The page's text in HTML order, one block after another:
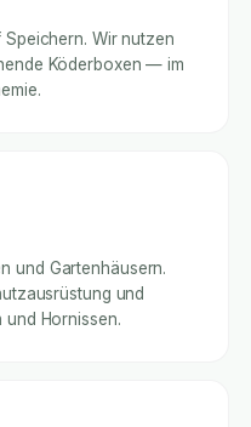
Speichern. Wir nutzen
Köderboxen — im
und Gartenhäusern.
und
Hornissen.